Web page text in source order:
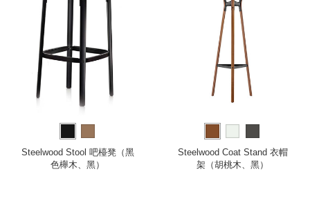
Steelwood Stool 吧檯凳（黑
色櫸木、黑）
Steelwood Coat Stand 衣帽
架（胡桃木、黑）